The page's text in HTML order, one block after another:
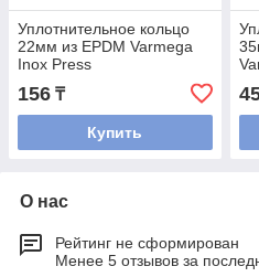
Уплотнительное кольцо
22мм из EPDM Varmega
Inox Press
156 ₸
Купить
О нас
Рейтинг не сформирован
Менее 5 отзывов за